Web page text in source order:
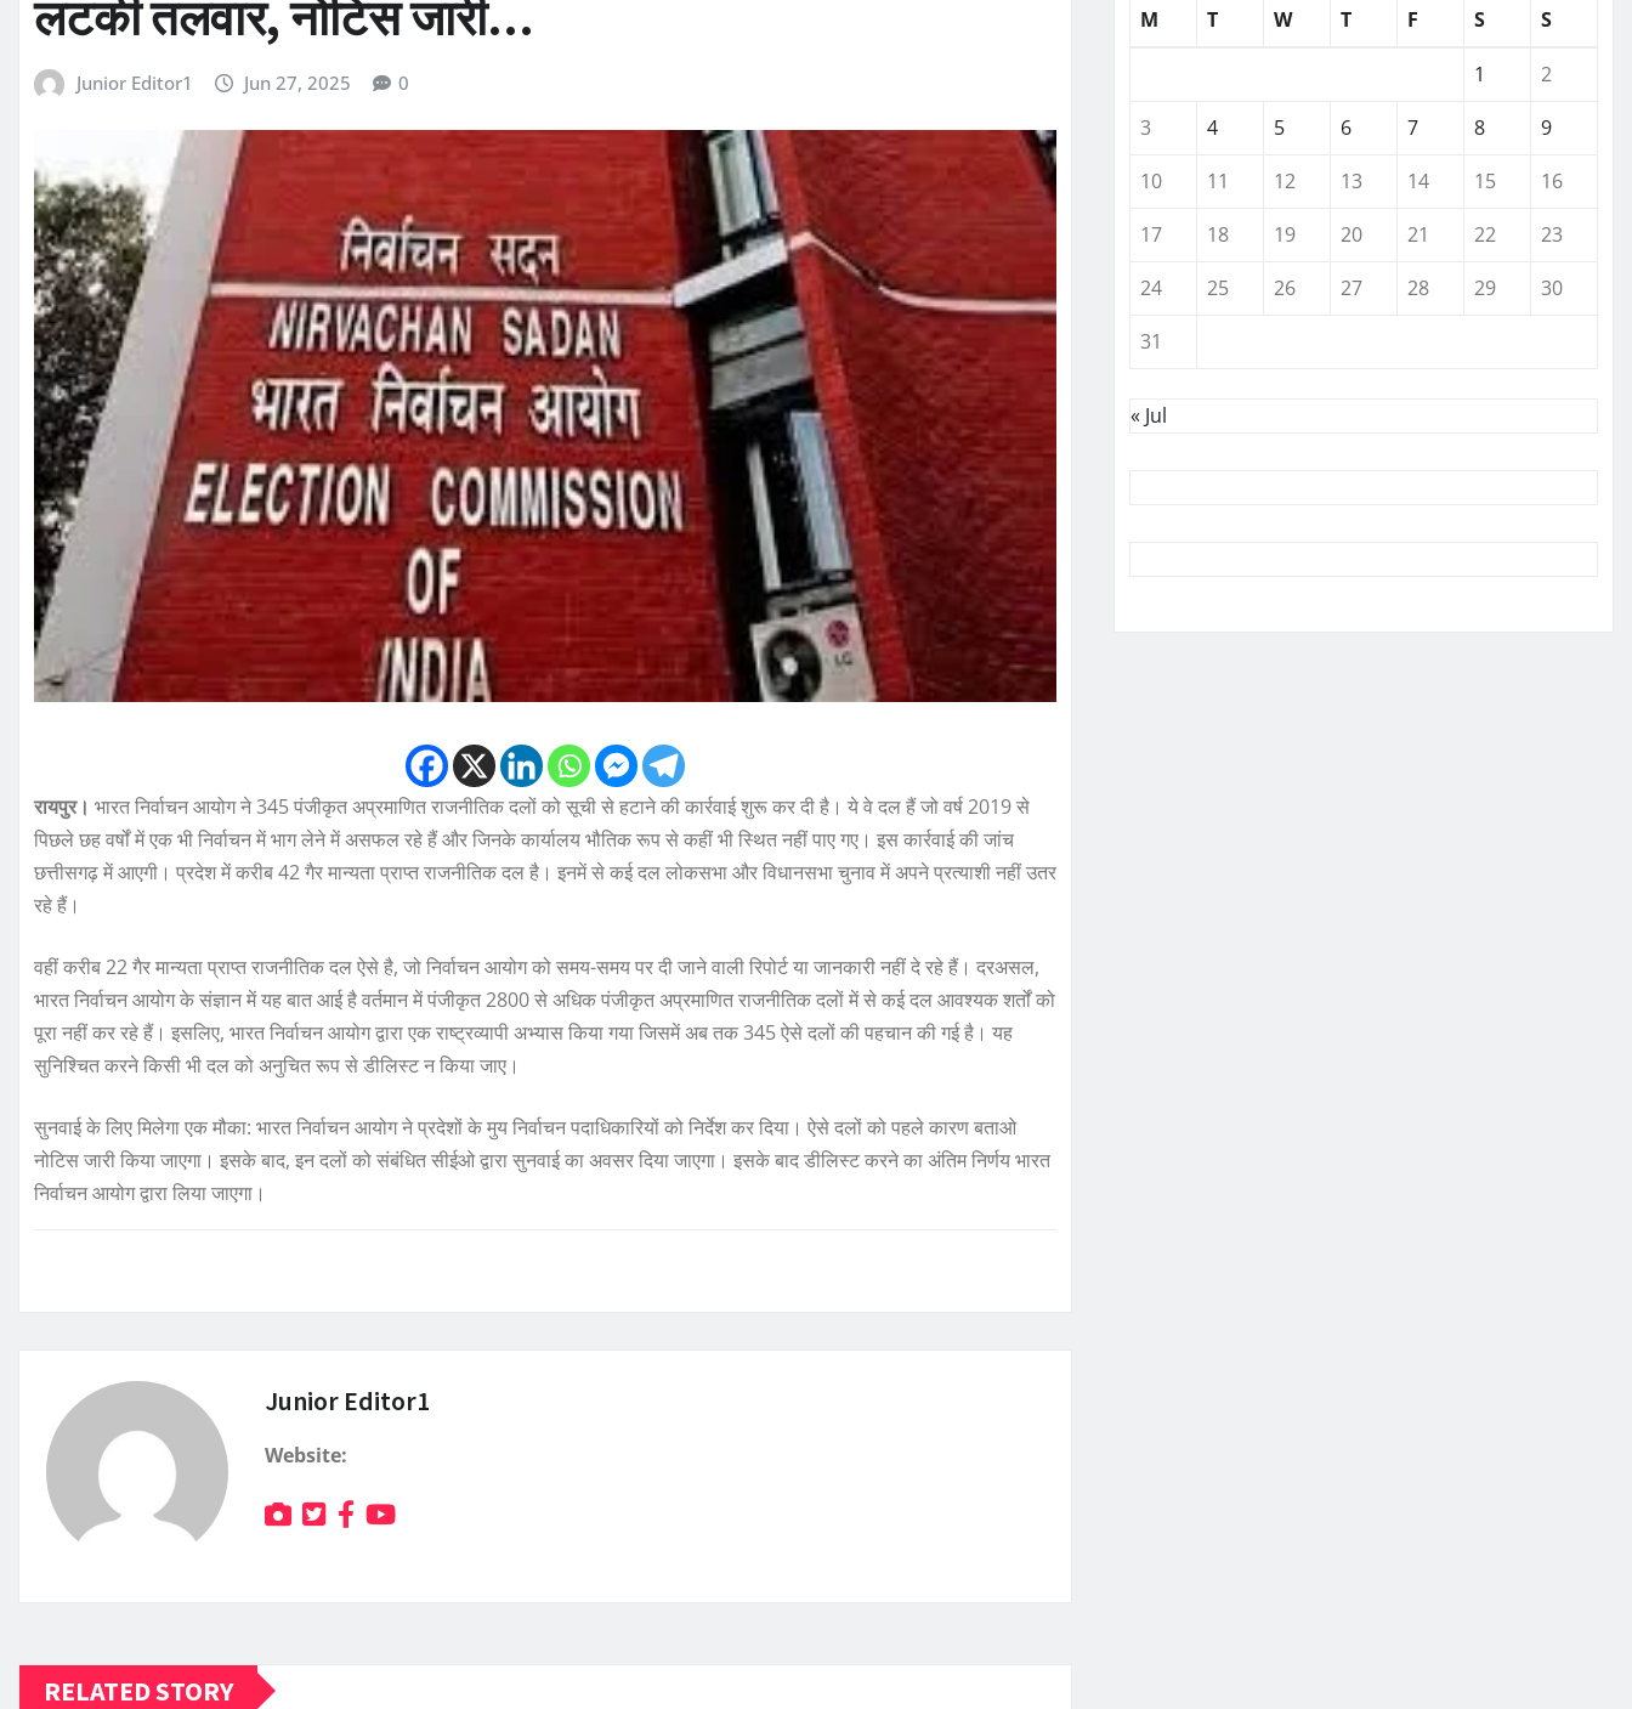
लटकी तलवार, नोटिस जारी…
Junior Editor1 Jun 27, 2025 0
रायपुर। भारत निर्वाचन आयोग ने 345 पंजीकृत अप्रमाणित राजनीतिक दलों को सूची से हटाने की कार्रवाई शुरू कर दी है। ये वे दल हैं जो वर्ष 2019 से
पिछले छह वर्षों में एक भी निर्वाचन में भाग लेने में असफल रहे हैं और जिनके कार्यालय भौतिक रूप से कहीं भी स्थित नहीं पाए गए। इस कार्रवाई की जांच
छत्तीसगढ़ में आएगी। प्रदेश में करीब 42 गैर मान्यता प्राप्त राजनीतिक दल है। इनमें से कई दल लोकसभा और विधानसभा चुनाव में अपने प्रत्याशी नहीं उतर
रहे हैं।
वहीं करीब 22 गैर मान्यता प्राप्त राजनीतिक दल ऐसे है, जो निर्वाचन आयोग को समय-समय पर दी जाने वाली रिपोर्ट या जानकारी नहीं दे रहे हैं। दरअसल,
भारत निर्वाचन आयोग के संज्ञान में यह बात आई है वर्तमान में पंजीकृत 2800 से अधिक पंजीकृत अप्रमाणित राजनीतिक दलों में से कई दल आवश्यक शर्तों को
पूरा नहीं कर रहे हैं। इसलिए, भारत निर्वाचन आयोग द्वारा एक राष्ट्रव्यापी अभ्यास किया गया जिसमें अब तक 345 ऐसे दलों की पहचान की गई है। यह
सुनिश्चित करने किसी भी दल को अनुचित रूप से डीलिस्ट न किया जाए।
सुनवाई के लिए मिलेगा एक मौका: भारत निर्वाचन आयोग ने प्रदेशों के मुय निर्वाचन पदाधिकारियों को निर्देश कर दिया। ऐसे दलों को पहले कारण बताओ
नोटिस जारी किया जाएगा। इसके बाद, इन दलों को संबंधित सीईओ द्वारा सुनवाई का अवसर दिया जाएगा। इसके बाद डीलिस्ट करने का अंतिम निर्णय भारत
निर्वाचन आयोग द्वारा लिया जाएगा।
Junior Editor1
Website:
RELATED STORY
M
T W T F S S
1
2
3
4 5 6 7 8
9
10
11 12 13 14 15
16
17
18 19 20 21 22
23
24
25 26 27 28 29
30
31
« Jul